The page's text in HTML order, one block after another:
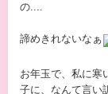
の....
諦めきれないなぁ
お年玉で、私に寒
子に、なんて言い